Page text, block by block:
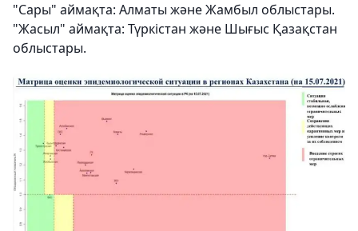
"Сары" аймақта: Алматы және Жамбыл облыстары.
"Жасыл" аймақта: Түркістан және Шығыс Қазақстан
облыстары.